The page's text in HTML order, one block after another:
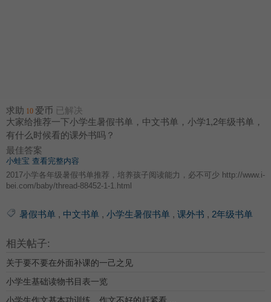
求助 10 爱币 已解决
大家给推荐一下小学生暑假书单，中文书单，小学1,2年级书单，
有什么时候看的课外书吗？
最佳答案
小蛙宝 查看完整内容
2017小学各年级暑假书单推荐，培养孩子阅读能力，必不可少 http://www.i-
bei.com/baby/thread-88452-1-1.html
暑假书单 , 中文书单 , 小学生暑假书单 , 课外书 , 2年级书单
相关帖子:
关于要不要在外面补课的一己之见
小学生基础读物书目表一览